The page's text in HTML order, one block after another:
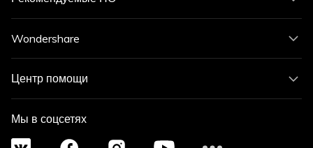
Wondershare
Центр помощи
Мы в соцсетях